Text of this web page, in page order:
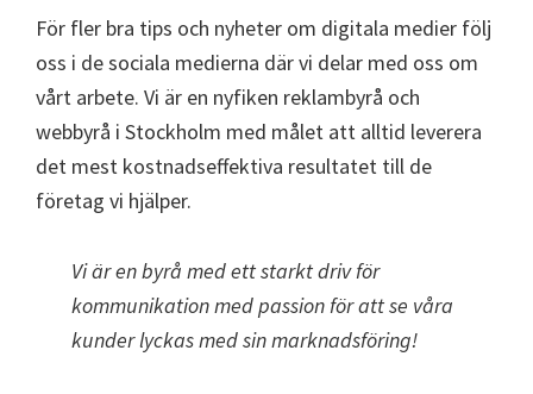
För fler bra tips och nyheter om digitala medier följ
oss i de sociala medierna där vi delar med oss om
vårt arbete. Vi är en nyfiken reklambyrå och
webbyrå i Stockholm med målet att alltid leverera
det mest kostnadseffektiva resultatet till de
företag vi hjälper.
Vi är en byrå med ett starkt driv för
kommunikation med passion för att se våra
kunder lyckas med sin marknadsföring!